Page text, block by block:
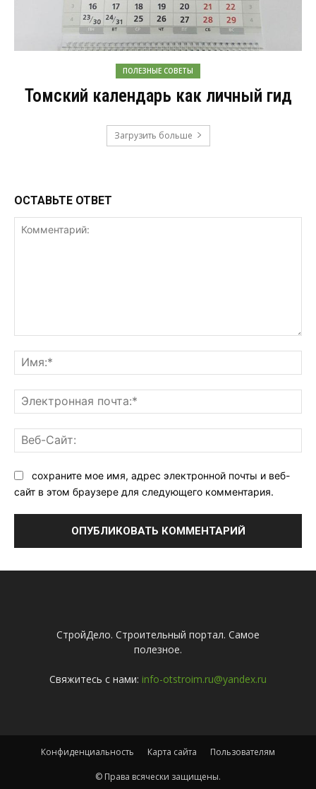
ПОЛЕЗНЫЕ СОВЕТЫ
Томский календарь как личный гид
Загрузить больше
ОСТАВЬТЕ ОТВЕТ
сохраните мое имя, адрес электронной почты и веб-
сайт в этом браузере для следующего комментария.
СтройДело. Строительный портал. Самое
полезное.
Свяжитесь с нами: info-otstroim.ru@yandex.ru
Конфиденциальность Карта сайта Пользователям
© Права всячески защищены.